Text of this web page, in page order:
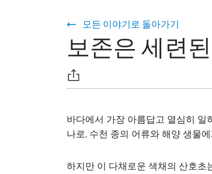
모든 이야기로 돌아가기
보존은 세련
바다에서 가장 아름답고 열심히 일
나로, 수천 종의 어류와 해양 생물
하지만 이 다채로운 색채의 산호초